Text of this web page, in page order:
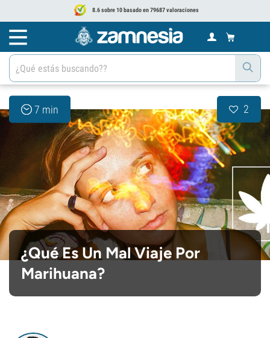
8.6 sobre 10 basado en 79687 valoraciones
7 min 2
¿Qué Es Un Mal Viaje Por
Marihuana?